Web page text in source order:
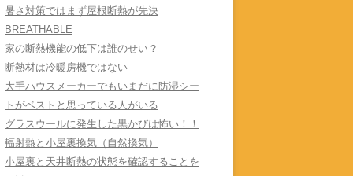
暑さ対策ではまず屋根断熱が先決
BREATHABLE
家の断熱機能の低下は誰のせい？
断熱材は冷暖房機ではない
大手ハウスメーカーでもいまだに防湿シー
トがベストと思っている人がいる
グラスウールに発生した黒かびは怖い！！
輻射熱と小屋裏換気（自然換気）
小屋裏と天井断熱の状態を確認することを